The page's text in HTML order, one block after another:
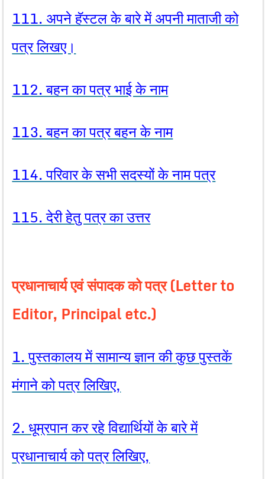
111. अपने हॅस्टल के बारे में अपनी माताजी को
पत्र लिखए।
112. बहन का पत्र भाई के नाम
113. बहन का पत्र बहन के नाम
114. परिवार के सभी सदस्यों के नाम पत्र
115. देरी हेतु पत्र का उत्तर
प्रधानाचार्य एवं संपादक को पत्र (Letter to
Editor, Principal etc.)
1. पुस्तकालय में सामान्य ज्ञान की कुछ पुस्तकें
मंगाने को पत्र लिखिए,
2. धूम्रपान कर रहे विद्यार्थियों के बारे में
प्रधानाचार्य को पत्र लिखिए,